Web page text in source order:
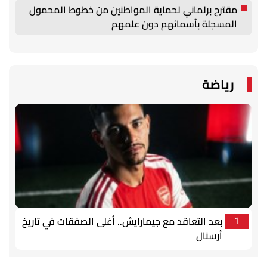
مقترح برلماني لحماية المواطنين من خطوط المحمول
المسجلة بأسمائهم دون علمهم
رياضة
1
بعد التعاقد مع جيمارايش.. أغلى الصفقات في تاريخ
أرسنال